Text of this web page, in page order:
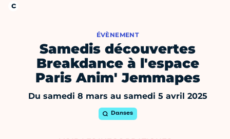
ÉVÈNEMENT
Samedis découvertes
Breakdance à l'espace
Paris Anim' Jemmapes
Du samedi 8 mars au samedi 5 avril 2025
Danses